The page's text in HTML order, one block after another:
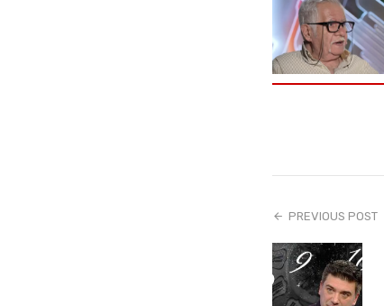
PREVIOUS POST